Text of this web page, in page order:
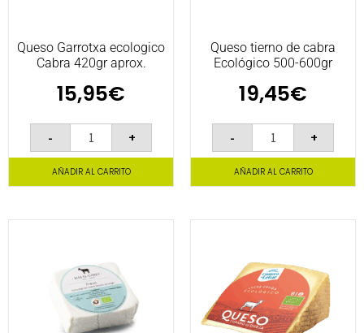
Queso Garrotxa ecologico
Cabra 420gr aprox.
15,95€
- +
AÑADIR AL CARRITO
Queso tierno de cabra
Ecológico 500-600gr
19,45€
- +
AÑADIR AL CARRITO